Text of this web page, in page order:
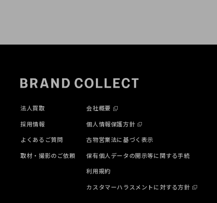
法人買取
採用情報
よくあるご質問
取材・撮影のご依頼
会社概要
個人情報保護方針
古物営業法に基づく表示
保有個人データの開示等に関する手続
利用規約
カスタマーハラスメントに対する方針